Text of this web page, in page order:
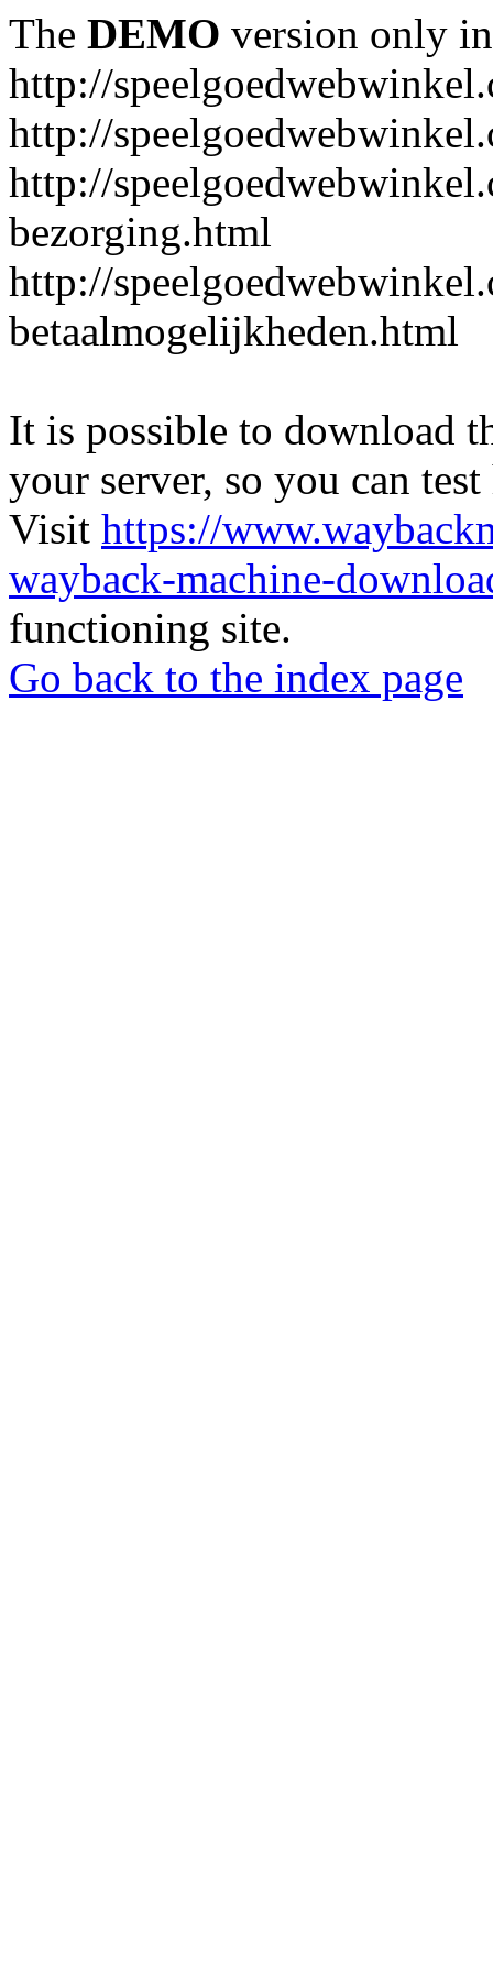
The DEMO version only
http://
http://
http://
bezorging.html
http://
betaalmogelijkheden.html
It is possible to download
your server, so you can
Visit https://
wayback-machine-
functioning site.
Go back to the index page